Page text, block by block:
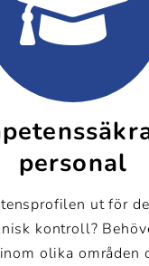
personal
ut för
kontroll?
olika områden